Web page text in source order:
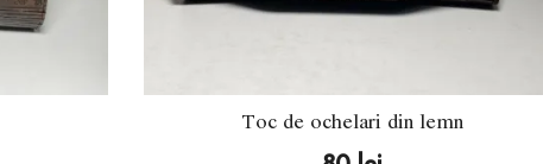
Toc de ochelari din lemn